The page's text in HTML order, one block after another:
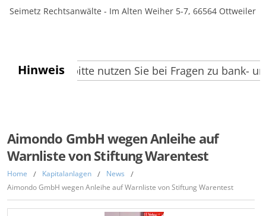
Seimetz Rechtsanwälte - Im Alten Weiher 5-7, 66564 Ottweiler
Hinweisbitte nutzen Sie bei Fragen zu bank- und
Aimondo GmbH wegen Anleihe auf
Warnliste von Stiftung Warentest
Home / Kapitalanlagen / News /
Aimondo GmbH wegen Anleihe auf Warnliste von Stiftung Warentest